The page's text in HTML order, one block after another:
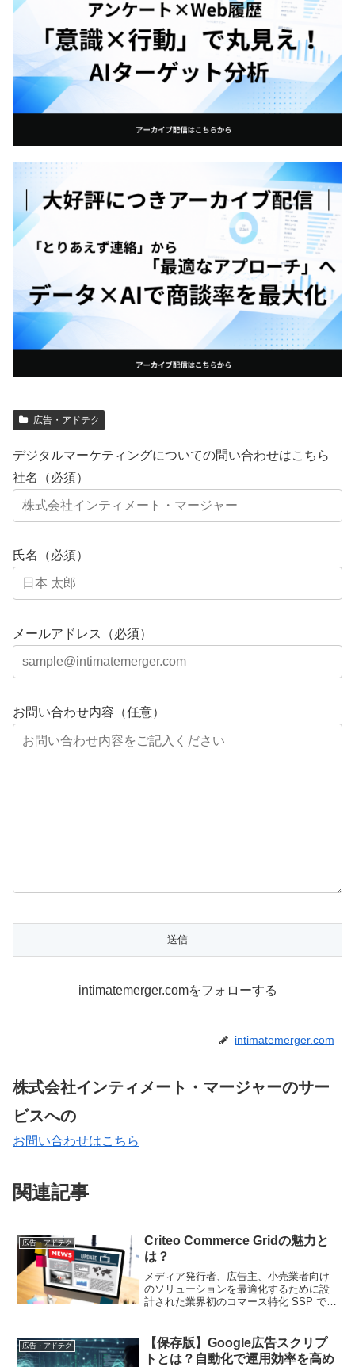
広告・アドテク
デジタルマーケティングについての問い合わせはこちら
社名（必須）
氏名（必須）
メールアドレス（必須）
お問い合わせ内容（任意）
intimatemerger.comをフォローする
intimatemerger.com
株式会社インティメート・マージャーのサー
ビスへの
お問い合わせはこちら
関連記事
広告・アドテク
Criteo Commerce Gridの魅力と
は？
メディア発行者、広告主、小売業者向け
のソリューションを最適化するために設
計された業界初のコマース特化 SSP であ
広告・アドテク
【保存版】Google広告スクリプ
トとは？自動化で運用効率を高め